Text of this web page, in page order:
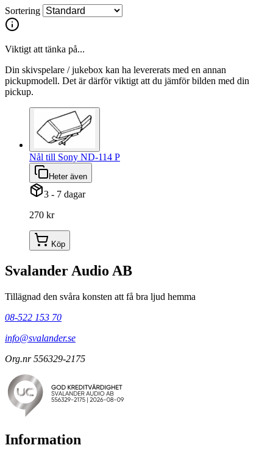
Sortering
Viktigt att tänka på...
Din skivspelare / jukebox kan ha levererats med en annan
pickupmodell. Det är därför viktigt att du jämför bilden med din
pickup.
Nål till Sony ND-114 P
Heter även
3 - 7 dagar
270 kr
Köp
Svalander Audio AB
Tillägnad den svåra konsten att få bra ljud hemma
08-522 153 70
info@svalander.se
Org.nr 556329-2175
Information